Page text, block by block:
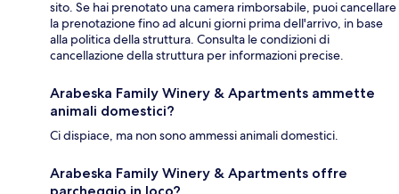
sito. Se hai prenotato una camera rimborsabile, puoi cancellare
la prenotazione fino ad alcuni giorni prima dell'arrivo, in base
alla politica della struttura. Consulta le condizioni di
cancellazione della struttura per informazioni precise.
Arabeska Family Winery & Apartments ammette
animali domestici?
Ci dispiace, ma non sono ammessi animali domestici.
Arabeska Family Winery & Apartments offre